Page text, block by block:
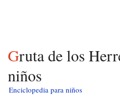
Gruta de los Herrera para
niños
Enciclopedia para niños